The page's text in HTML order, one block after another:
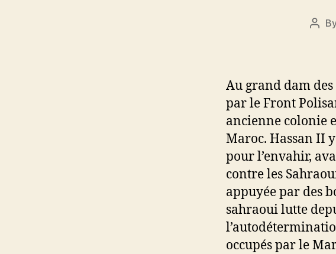
Post
Au grand dam
par le Front
ancienne colonie
Maroc. Hassan II
pour l’envahir,
contre les
appuyée par des
sahraoui lutte
occupés par le